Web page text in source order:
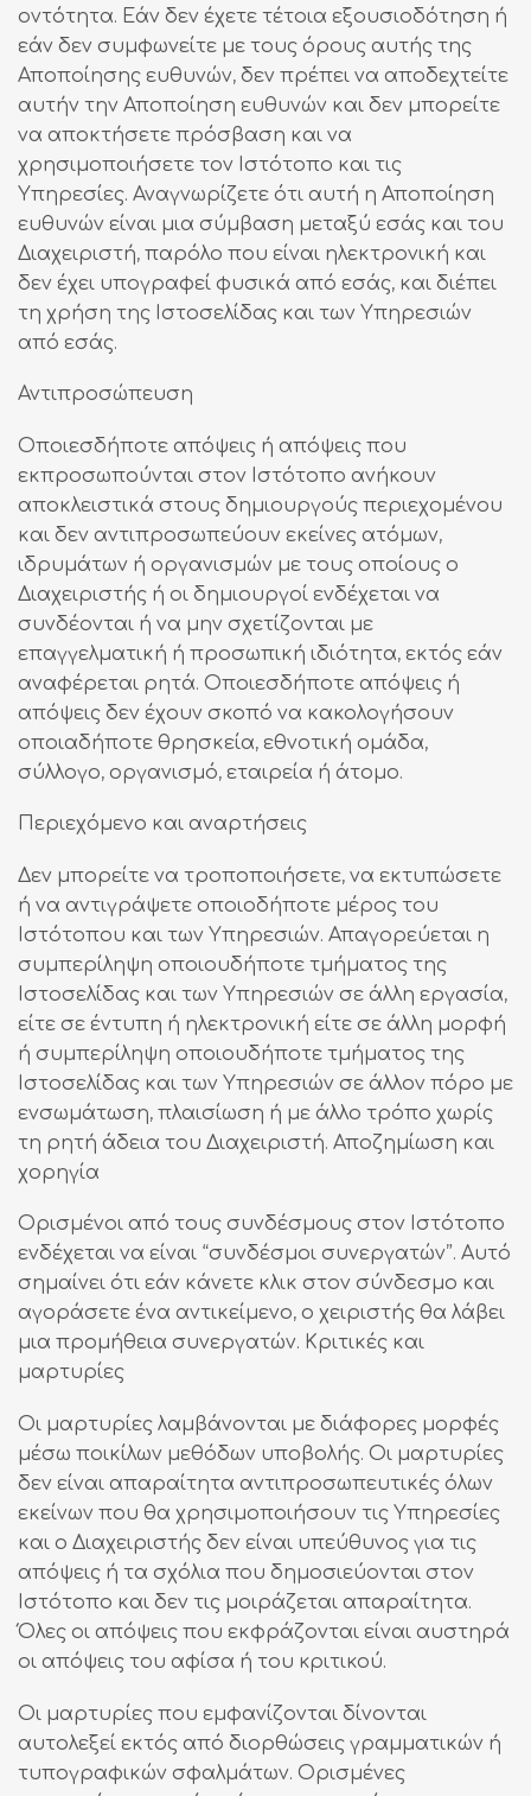
οντότητα. Εάν δεν έχετε τέτοια εξουσιοδότηση ή
εάν δεν συμφωνείτε με τους όρους αυτής της
Αποποίησης ευθυνών, δεν πρέπει να αποδεχτείτε
αυτήν την Αποποίηση ευθυνών και δεν μπορείτε
να αποκτήσετε πρόσβαση και να
χρησιμοποιήσετε τον Ιστότοπο και τις
Υπηρεσίες. Αναγνωρίζετε ότι αυτή η Αποποίηση
ευθυνών είναι μια σύμβαση μεταξύ εσάς και του
Διαχειριστή, παρόλο που είναι ηλεκτρονική και
δεν έχει υπογραφεί φυσικά από εσάς, και διέπει
τη χρήση της Ιστοσελίδας και των Υπηρεσιών
από εσάς.
Αντιπροσώπευση
Οποιεσδήποτε απόψεις ή απόψεις που
εκπροσωπούνται στον Ιστότοπο ανήκουν
αποκλειστικά στους δημιουργούς περιεχομένου
και δεν αντιπροσωπεύουν εκείνες ατόμων,
ιδρυμάτων ή οργανισμών με τους οποίους ο
Διαχειριστής ή οι δημιουργοί ενδέχεται να
συνδέονται ή να μην σχετίζονται με
επαγγελματική ή προσωπική ιδιότητα, εκτός εάν
αναφέρεται ρητά. Οποιεσδήποτε απόψεις ή
απόψεις δεν έχουν σκοπό να κακολογήσουν
οποιαδήποτε θρησκεία, εθνοτική ομάδα,
σύλλογο, οργανισμό, εταιρεία ή άτομο.
Περιεχόμενο και αναρτήσεις
Δεν μπορείτε να τροποποιήσετε, να εκτυπώσετε
ή να αντιγράψετε οποιοδήποτε μέρος του
Ιστότοπου και των Υπηρεσιών. Απαγορεύεται η
συμπερίληψη οποιουδήποτε τμήματος της
Ιστοσελίδας και των Υπηρεσιών σε άλλη εργασία,
είτε σε έντυπη ή ηλεκτρονική είτε σε άλλη μορφή
ή συμπερίληψη οποιουδήποτε τμήματος της
Ιστοσελίδας και των Υπηρεσιών σε άλλον πόρο με
ενσωμάτωση, πλαισίωση ή με άλλο τρόπο χωρίς
τη ρητή άδεια του Διαχειριστή. Αποζημίωση και
χορηγία
Ορισμένοι από τους συνδέσμους στον Ιστότοπο
ενδέχεται να είναι “συνδέσμοι συνεργατών”. Αυτό
σημαίνει ότι εάν κάνετε κλικ στον σύνδεσμο και
αγοράσετε ένα αντικείμενο, ο χειριστής θα λάβει
μια προμήθεια συνεργατών. Κριτικές και
μαρτυρίες
Οι μαρτυρίες λαμβάνονται με διάφορες μορφές
μέσω ποικίλων μεθόδων υποβολής. Οι μαρτυρίες
δεν είναι απαραίτητα αντιπροσωπευτικές όλων
εκείνων που θα χρησιμοποιήσουν τις Υπηρεσίες
και ο Διαχειριστής δεν είναι υπεύθυνος για τις
απόψεις ή τα σχόλια που δημοσιεύονται στον
Ιστότοπο και δεν τις μοιράζεται απαραίτητα.
Όλες οι απόψεις που εκφράζονται είναι αυστηρά
οι απόψεις του αφίσα ή του κριτικού.
Οι μαρτυρίες που εμφανίζονται δίνονται
αυτολεξεί εκτός από διορθώσεις γραμματικών ή
τυπογραφικών σφαλμάτων. Ορισμένες